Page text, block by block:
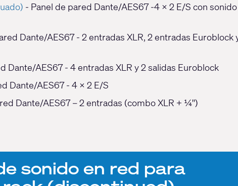
- Panel de pared Dante/AES67 -4 x 2 E/S con sonido
Dante/AES67 - 2 entradas XLR, 2 entradas Euroblock
Dante/AES67 - 4 entradas XLR y 2 salidas Euroblock
Dante/AES67 - 4 x 2 E/S
Dante/AES67 – 2 entradas (combo XLR + ¼'')
sonido en red para